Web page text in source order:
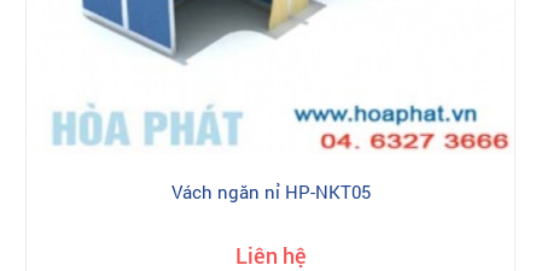
Vách ngăn nỉ HP-NKT05
Liên hệ